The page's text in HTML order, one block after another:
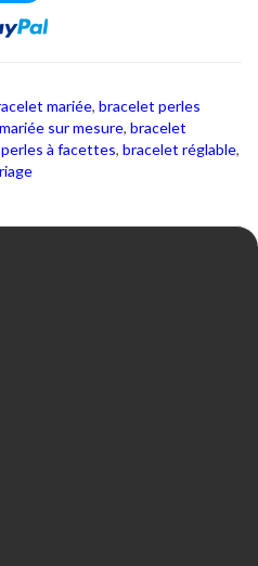
mariée, bracelet perles
sur mesure, bracelet
perles à facettes, bracelet réglable,